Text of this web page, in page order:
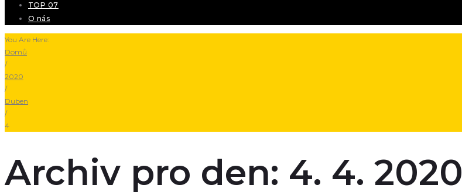
TOP 07
O nás
You Are Here:
Domů
/
2020
/
Duben
/
4
Archiv pro den: 4. 4. 2020